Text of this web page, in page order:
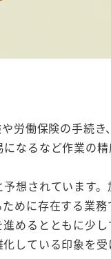
労働保険の手続き
なるなど作業の
想されています。
めに存在する業務
めるとともに少し
している印象を受